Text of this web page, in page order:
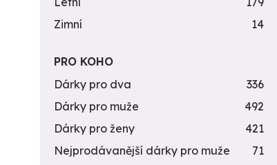
Zimní
14
PRO KOHO
Dárky pro dva
336
Dárky pro muže
492
Dárky pro ženy
421
Nejprodávanější dárky pro muže
71